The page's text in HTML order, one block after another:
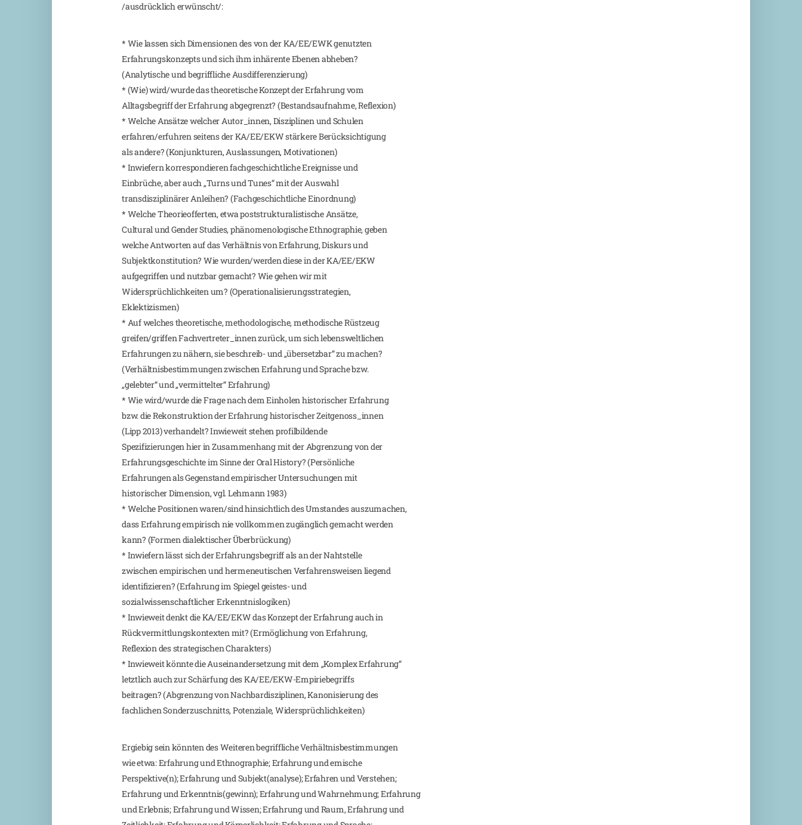
/ausdrücklich erwünscht/:
* Wie lassen sich Dimensionen des von der KA/EE/EWK genutzten
Erfahrungskonzepts und sich ihm inhärente Ebenen abheben?
(Analytische und begriffliche Ausdifferenzierung)
* (Wie) wird/wurde das theoretische Konzept der Erfahrung vom
Alltagsbegriff der Erfahrung abgegrenzt? (Bestandsaufnahme, Reflexion)
* Welche Ansätze welcher Autor_innen, Disziplinen und Schulen
erfahren/erfuhren seitens der KA/EE/EKW stärkere Berücksichtigung
als andere? (Konjunkturen, Auslassungen, Motivationen)
* Inwiefern korrespondieren fachgeschichtliche Ereignisse und
Einbrüche, aber auch „Turns und Tunes“ mit der Auswahl
transdisziplinärer Anleihen? (Fachgeschichtliche Einordnung)
* Welche Theorieofferten, etwa poststrukturalistische Ansätze,
Cultural und Gender Studies, phänomenologische Ethnographie, geben
welche Antworten auf das Verhältnis von Erfahrung, Diskurs und
Subjektkonstitution? Wie wurden/werden diese in der KA/EE/EKW
aufgegriffen und nutzbar gemacht? Wie gehen wir mit
Widersprüchlichkeiten um? (Operationalisierungsstrategien,
Eklektizismen)
* Auf welches theoretische, methodologische, methodische Rüstzeug
greifen/griffen Fachvertreter_innen zurück, um sich lebensweltlichen
Erfahrungen zu nähern, sie beschreib- und „übersetzbar“ zu machen?
(Verhältnisbestimmungen zwischen Erfahrung und Sprache bzw.
„gelebter“ und „vermittelter“ Erfahrung)
* Wie wird/wurde die Frage nach dem Einholen historischer Erfahrung
bzw. die Rekonstruktion der Erfahrung historischer Zeitgenoss_innen
(Lipp 2013) verhandelt? Inwieweit stehen profilbildende
Spezifizierungen hier in Zusammenhang mit der Abgrenzung von der
Erfahrungsgeschichte im Sinne der Oral History? (Persönliche
Erfahrungen als Gegenstand empirischer Untersuchungen mit
historischer Dimension, vgl. Lehmann 1983)
* Welche Positionen waren/sind hinsichtlich des Umstandes auszumachen,
dass Erfahrung empirisch nie vollkommen zugänglich gemacht werden
kann? (Formen dialektischer Überbrückung)
* Inwiefern lässt sich der Erfahrungsbegriff als an der Nahtstelle
zwischen empirischen und hermeneutischen Verfahrensweisen liegend
identifizieren? (Erfahrung im Spiegel geistes- und
sozialwissenschaftlicher Erkenntnislogiken)
* Inwieweit denkt die KA/EE/EKW das Konzept der Erfahrung auch in
Rückvermittlungskontexten mit? (Ermöglichung von Erfahrung,
Reflexion des strategischen Charakters)
* Inwieweit könnte die Auseinandersetzung mit dem „Komplex Erfahrung“
letztlich auch zur Schärfung des KA/EE/EKW-Empiriebegriffs
beitragen? (Abgrenzung von Nachbardisziplinen, Kanonisierung des
fachlichen Sonderzuschnitts, Potenziale, Widersprüchlichkeiten)
Ergiebig sein könnten des Weiteren begriffliche Verhältnisbestimmungen
wie etwa: Erfahrung und Ethnographie; Erfahrung und emische
Perspektive(n); Erfahrung und Subjekt(analyse); Erfahren und Verstehen;
Erfahrung und Erkenntnis(gewinn); Erfahrung und Wahrnehmung; Erfahrung
und Erlebnis; Erfahrung und Wissen; Erfahrung und Raum, Erfahrung und